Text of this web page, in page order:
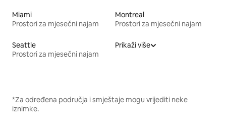
Miami
Prostori za mjesečni najam
Montreal
Prostori za mjesečni najam
Seattle
Prostori za mjesečni najam
Prikaži više
*Za određena područja i smještaje mogu vrijediti neke
iznimke.